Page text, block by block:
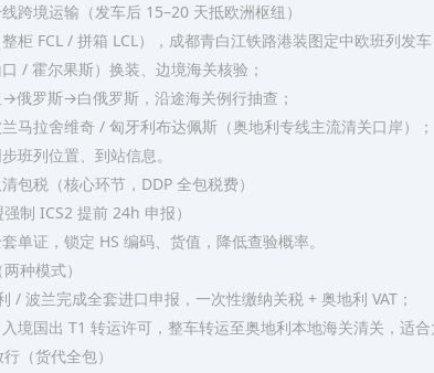
跨境运输（发车后 15–20 天抵欧洲枢纽）
柜 FCL / 拼箱 LCL），成都青白江铁路港装图定中欧班列发车
/ 霍尔果斯）换装、边境海关核验；
俄罗斯→白俄罗斯，沿途海关例行抽查；
马拉舍维奇 / 匈牙利布达佩斯（奥地利专线主流清关口岸）；
班列位置、到站信息。
包税（核心环节，DDP 全包税费）
制 ICS2 提前 24h 申报）
单证，锁定 HS 编码、货值，降低查验概率。
种模式）
/ 波兰完成全套进口申报，一次性缴纳关税 + 奥地利 VAT；
境国出 T1 转运许可，整车转运至奥地利本地海关清关，适合
（货代全包）